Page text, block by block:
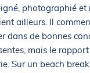
photographié
ailleurs. Il
dans de bonnes
mais le
Sur un beach